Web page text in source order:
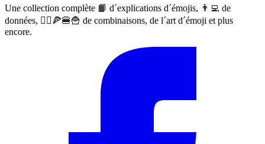
Une collection complète 📙 d´explications d´émojis, 👨‍💻 de
données, 🙅‍♀️🍕🍔🍟 de combinaisons, de l´art d´émoji et plus
encore.